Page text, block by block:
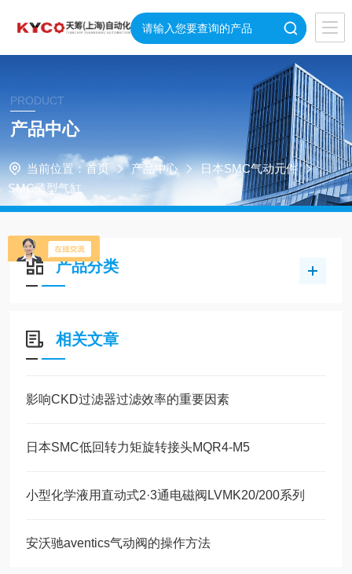
PRODUCT
产品中心
当前位置： 首页 产品中心
日本SMC气动元件
SMC薄型气缸
产品分类
相关文章
影响CKD过滤器过滤效率的重要因素
日本SMC低回转力矩旋转接头MQR4-M5
小型化学液用直动式2·3通电磁阀LVMK20/200系列
安沃驰aventics气动阀的操作方法